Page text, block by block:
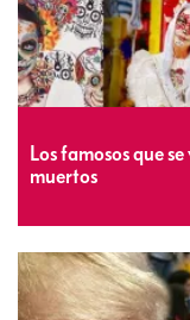
Los famosos que
muertos